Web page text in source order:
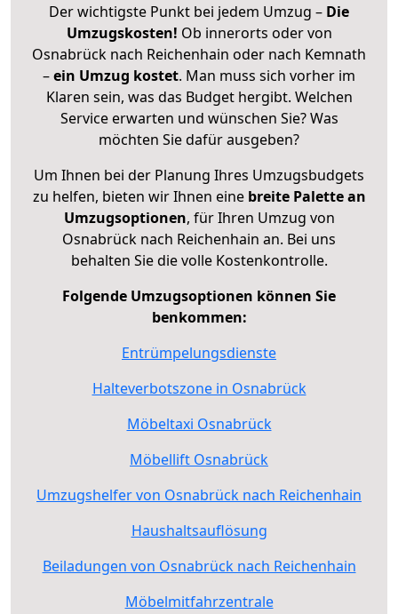
Der wichtigste Punkt bei jedem Umzug – Die
Umzugskosten! Ob innerorts oder von
Osnabrück nach Reichenhain oder nach Kemnath
–ein Umzug kostet. Man muss sich vorher im
Klaren sein, was das Budget hergibt. Welchen
Service erwarten und wünschen Sie? Was
möchten Sie dafür ausgeben?
Um Ihnen bei der Planung Ihres Umzugsbudgets
zu helfen, bieten wir Ihnen eine breite Palette an
Umzugsoptionen, für Ihren Umzug von
Osnabrück nach Reichenhain an. Bei uns
behalten Sie die volle Kostenkontrolle.
Folgende Umzugsoptionen können Sie
benkommen:
Entrümpelungsdienste
Halteverbotszone in Osnabrück
Möbeltaxi Osnabrück
Möbellift Osnabrück
Umzugshelfer von Osnabrück nach Reichenhain
Haushaltsauflösung
Beiladungen von Osnabrück nach Reichenhain
Möbelmitfahrzentrale